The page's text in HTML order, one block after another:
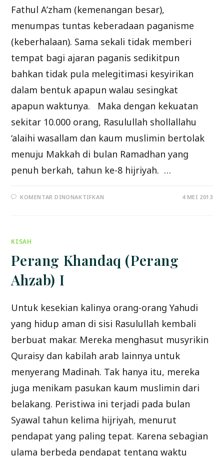
Fathul A’zham (kemenangan besar),
menumpas tuntas keberadaan paganisme
(keberhalaan). Sama sekali tidak memberi
tempat bagi ajaran paganis sedikitpun
bahkan tidak pula melegitimasi kesyirikan
dalam bentuk apapun walau sesingkat
apapun waktunya. Maka dengan kekuatan
sekitar 10.000 orang, Rasulullah shollallahu
‘alaihi wasallam dan kaum muslimin bertolak
menuju Makkah di bulan Ramadhan yang
penuh berkah, tahun ke-8 hijriyah. …
KOMENTAR DINONAKTIFKAN 4 MEI 2013
KISAH
Perang Khandaq (Perang
Ahzab) I
Untuk kesekian kalinya orang-orang Yahudi
yang hidup aman di sisi Rasulullah kembali
berbuat makar. Mereka menghasut musyrikin
Quraisy dan kabilah arab lainnya untuk
menyerang Madinah. Tak hanya itu, mereka
juga menikam pasukan kaum muslimin dari
belakang. Peristiwa ini terjadi pada bulan
Syawal tahun kelima hijriyah, menurut
pendapat yang paling tepat. Karena sebagian
ulama berbeda pendapat tentang waktu